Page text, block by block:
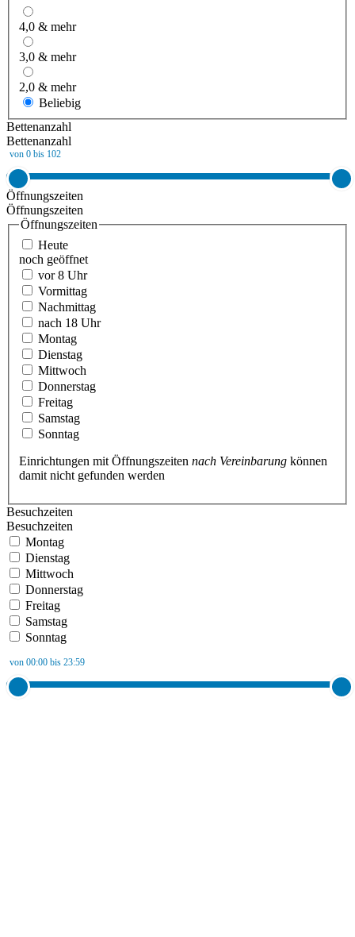
4,0 & mehr
3,0 & mehr
2,0 & mehr
Beliebig
Bettenanzahl
Bettenanzahl
von 0 bis 102
Öffnungszeiten
Öffnungszeiten
Öffnungszeiten
Heute
noch geöffnet
vor 8 Uhr
Vormittag
Nachmittag
nach 18 Uhr
Montag
Dienstag
Mittwoch
Donnerstag
Freitag
Samstag
Sonntag
Einrichtungen mit Öffnungszeiten nach Vereinbarung können
damit nicht gefunden werden
Besuchzeiten
Besuchzeiten
Montag
Dienstag
Mittwoch
Donnerstag
Freitag
Samstag
Sonntag
von 00:00 bis 23:59